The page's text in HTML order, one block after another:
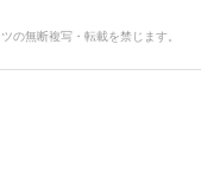
の無断複写・転載を禁じます。